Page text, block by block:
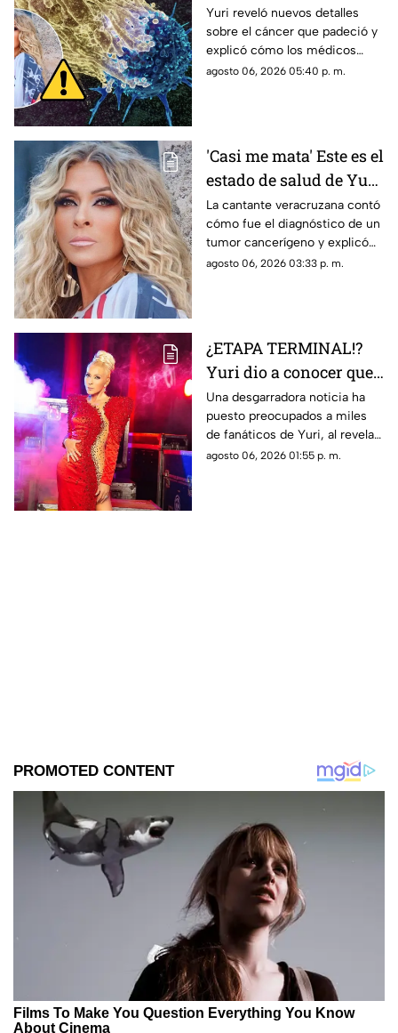
que le diagnosticaron a
Yuri
Yuri reveló nuevos detalles
sobre el cáncer que padeció y
explicó cómo los médicos
encontraron un pequeño
agosto 06, 2026 05:40 p. m.
'Casi me mata' Este es el
estado de salud de Yuri
tras confirmar un
TUMOR cancerígeno
La cantante veracruzana contó
cómo fue el diagnóstico de un
tumor cancerígeno y explicó
cuál es su estado de salud.
agosto 06, 2026 03:33 p. m.
¿ETAPA TERMINAL!?
Yuri dio a conocer que
fue diagnosticada con
cáncer; esto se sabe
Una desgarradora noticia ha
puesto preocupados a miles
de fanáticos de Yuri, al revelar
que fue diagnosticada con
agosto 06, 2026 01:55 p. m.